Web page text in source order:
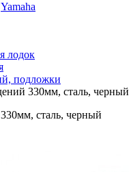
Yamaha
лодок
подложки
330мм, сталь, черный
сталь, черный